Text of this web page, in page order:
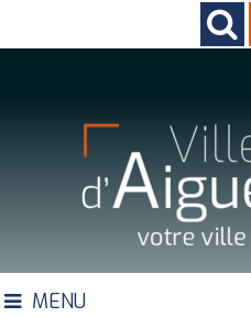
MENU